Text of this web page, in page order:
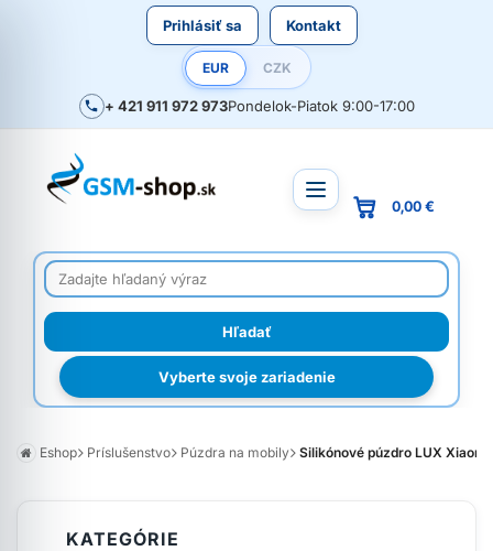
Prihlásiť sa Kontakt
EUR CZK
+ 421 911 972 973Pondelok-Piatok 9:00-17:00
Vyberte svoje zariadenie
0,00 €
Eshop Príslušenstvo Púzdra na mobily Silikónové púzdro LUX
KATEGÓRIE